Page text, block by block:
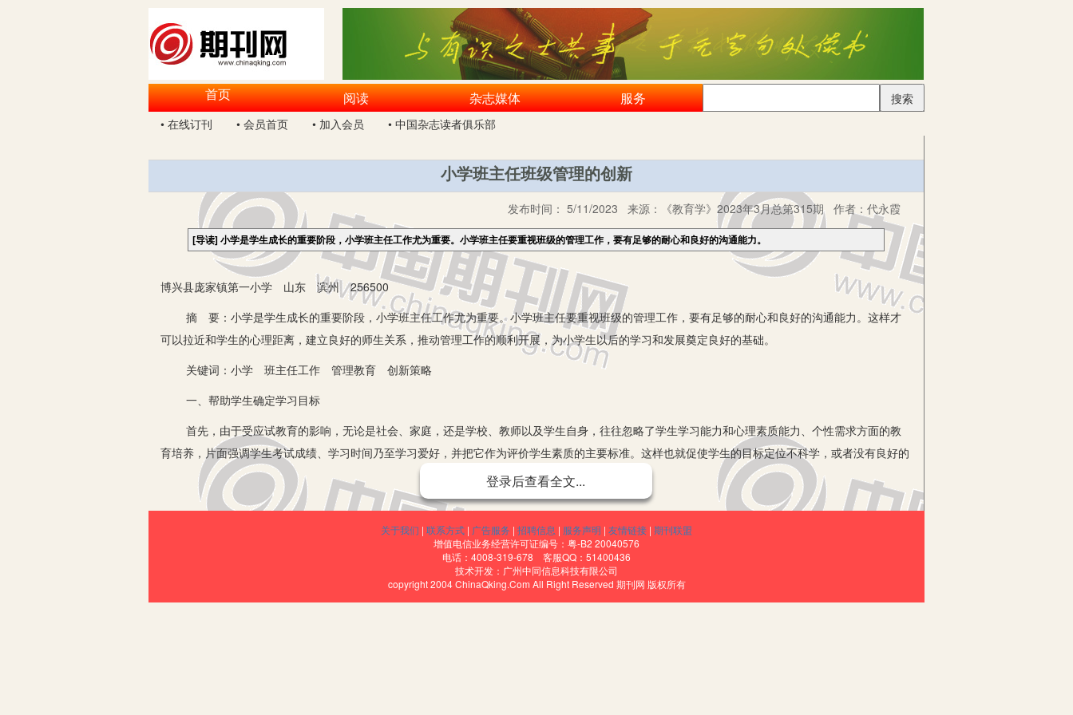
首页 阅读 杂志媒体 服务
搜索
• 在线订刊
• 会员首页 • 加入会员 • 中国杂志读者俱乐部
小学班主任班级管理的创新
发布时间： 5/11/2023 来源： 《教育学》2023年3月总第315期作者： 代永霞
[导读]小学是学生成长的重要阶段，小学班主任工作尤为重要。小学班主任要重视班级的管理工作，要有足够的耐心和良好的沟通能力。
博兴县庞家镇第一小学 山东 滨州 256500
摘 要：小学是学生成长的重要阶段，小学班主任工作尤为重要。小学班主任要重视班级的管理工作，要有足够的耐心和良好的沟通能力。这样才
可以拉近和学生的心理距离，建立良好的师生关系，推动管理工作的顺利开展，为小学生以后的学习和发展奠定良好的基础。
关键词：小学 班主任工作 管理教育 创新策略
一、帮助学生确定学习目标
首先，由于受应试教育的影响，无论是社会、家庭，还是学校、教师以及学生自身，往往忽略了学生学习能力和心理素质能力、个性需求方面的教
育培养，片面强调学生考试成绩、学习时间乃至学习爱好，并把它作为评价学生素质的主要标准。这样也就促使学生的目标定位不科学，或者没有良好的
学习动机和目的，没有科学的学习方法去指导，更不能实施有效的能力学习。虽然一部分学生天天努力学习、奋发读书，但没有一天对自己满意过，没有
一天能够满足自己的个性需求，最终收效甚微，或者自暴自弃。久而久之，他们失去了学习的自信心，留下的是人生永远的遗憾。因此，教师应当根据小
爱好所在，明确自己的学习动机和努力方向，分清哪些事是该做的、哪些事是不该做的、哪些事是要马上做的、哪些事是必须做的、哪些事是对的、哪些
事是错的，为学习创设良好的动机和个性思维基础。在小学班级管理中，要教育学生摆正学习心态，树立良好的学习动机，不能为消磨时间而学习，更不
能为家长学习和为别人学习，要树立远大的奋斗目标和理想。在学校五六年的时间里，要确立主体目标，制订学习计划，珍惜学习时间，学好各门课程，
登录后查看全文...
关于我们 | 联系方式 | 广告服务 | 招聘信息 | 服务声明 | 友情链接 | 期刊联盟
增值电信业务经营许可证编号：粤-B2 20040576
电话：4008-319-678 客服QQ：51400436
技术开发：广州中同信息科技有限公司
copyright 2004 ChinaQking.Com All Right Reserved 期刊网 版权所有